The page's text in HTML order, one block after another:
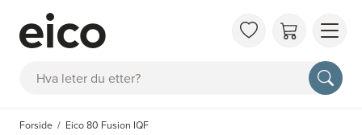
Søk
OM
FAQ
Forside Eico 80 Fusion IQF